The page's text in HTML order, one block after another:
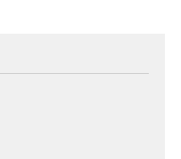
flik, extern webbplats,
webbplats,
extern webbplats,